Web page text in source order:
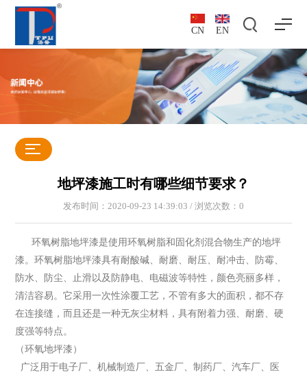
CN EN
地坪漆施工时有哪些细节要求？
发布时间：2020-09-23 14:39:03 / 浏览次数： 0
环氧树脂地坪漆是使用环氧树脂和固化剂混合物生产的地坪
漆。环氧树脂地坪漆具有耐酸碱、耐磨、耐压、耐冲击、防霉、
防水、防尘、止滑以及防静电、电磁波等特性，颜色亮丽多样，
清洁容易。它采用一次性涂覆工艺，不管有多大的面积，都不存
在连接缝，而且还是一种无灰尘材料，具有附着力强、耐磨、硬
度强等特点。
（环氧地坪漆）
广泛用于电子厂、机械制造厂、五金厂、制药厂、汽车厂、医